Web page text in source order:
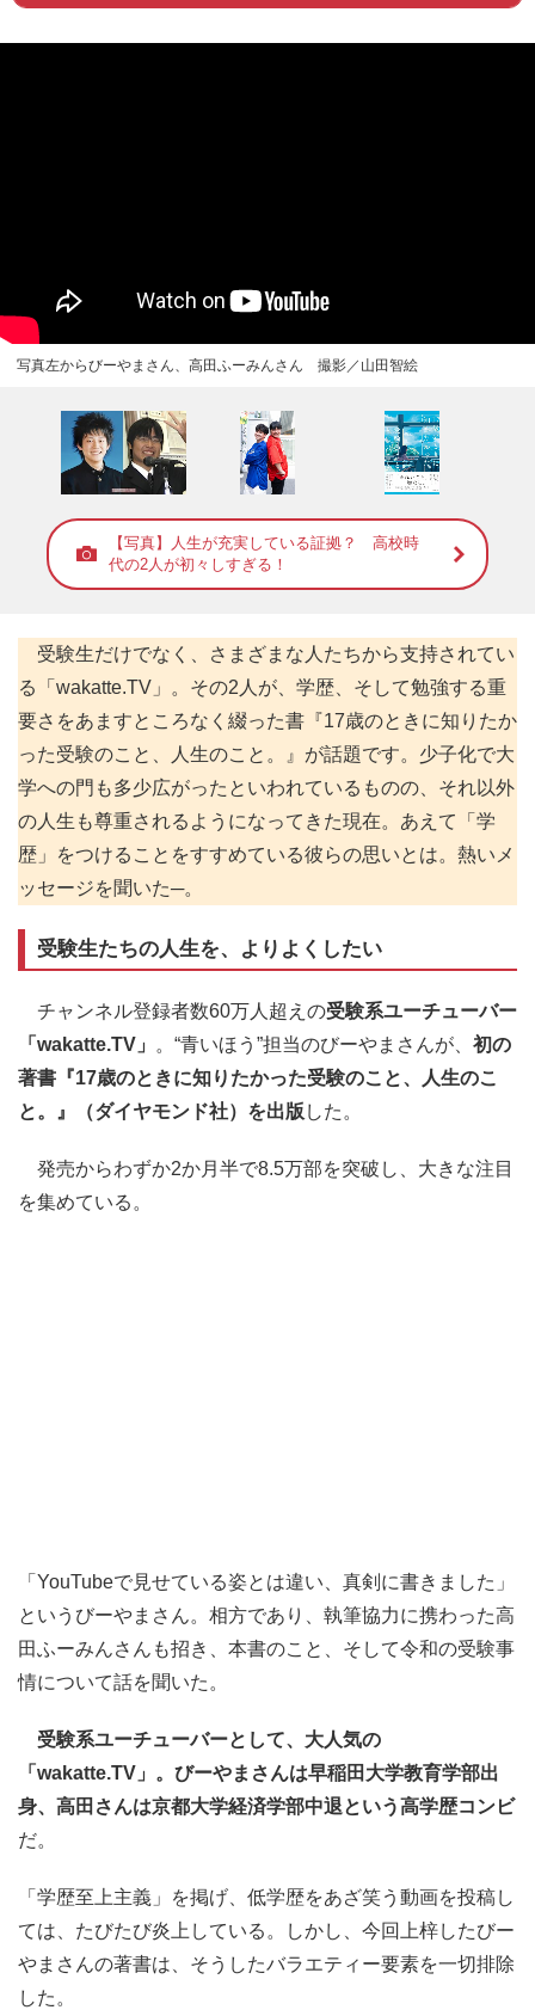
ー 受験生たちの人生を、よりよくした
写真左からびーやまさん、高田ふーみんさん 撮影／山田智絵
【写真】人生が充実している証拠？ 高校時
代の2人が初々しすぎる！
受験生だけでなく、さまざまな人たちから支持されてい
る「wakatte.TV」。その2人が、学歴、そして勉強する重
要さをあますところなく綴った書『17歳のときに知りたか
った受験のこと、人生のこと。』が話題です。少子化で大
学への門も多少広がったといわれているものの、それ以外
の人生も尊重されるようになってきた現在。あえて「学
歴」をつけることをすすめている彼らの思いとは。熱いメ
ッセージを聞いた─。
受験生たちの人生を、よりよくしたい
チャンネル登録者数60万人超えの受験系ユーチューバー
「wakatte.TV」
。“青いほう”担当のびーやまさんが、 初の
著書『17歳のときに知りたかった受験のこと、人生のこ
と。』（ダイヤモンド社）を出版 した。
発売からわずか2か月半で8.5万部を突破し、大きな注目
を集めている。
「YouTubeで見せている姿とは違い、真剣に書きました」
というびーやまさん。相方であり、執筆協力に携わった高
田ふーみんさんも招き、本書のこと、そして令和の受験事
情について話を聞いた。
受験系ユーチューバーとして、大人気の
「wakatte.TV」。びーやまさんは早稲田大学教育学部出
身、高田さんは京都大学経済学部中退という高学歴コンビ
だ。
「学歴至上主義」を掲げ、低学歴をあざ笑う動画を投稿し
ては、たびたび炎上している。しかし、今回上梓したびー
やまさんの著書は、そうしたバラエティー要素を一切排除
した。